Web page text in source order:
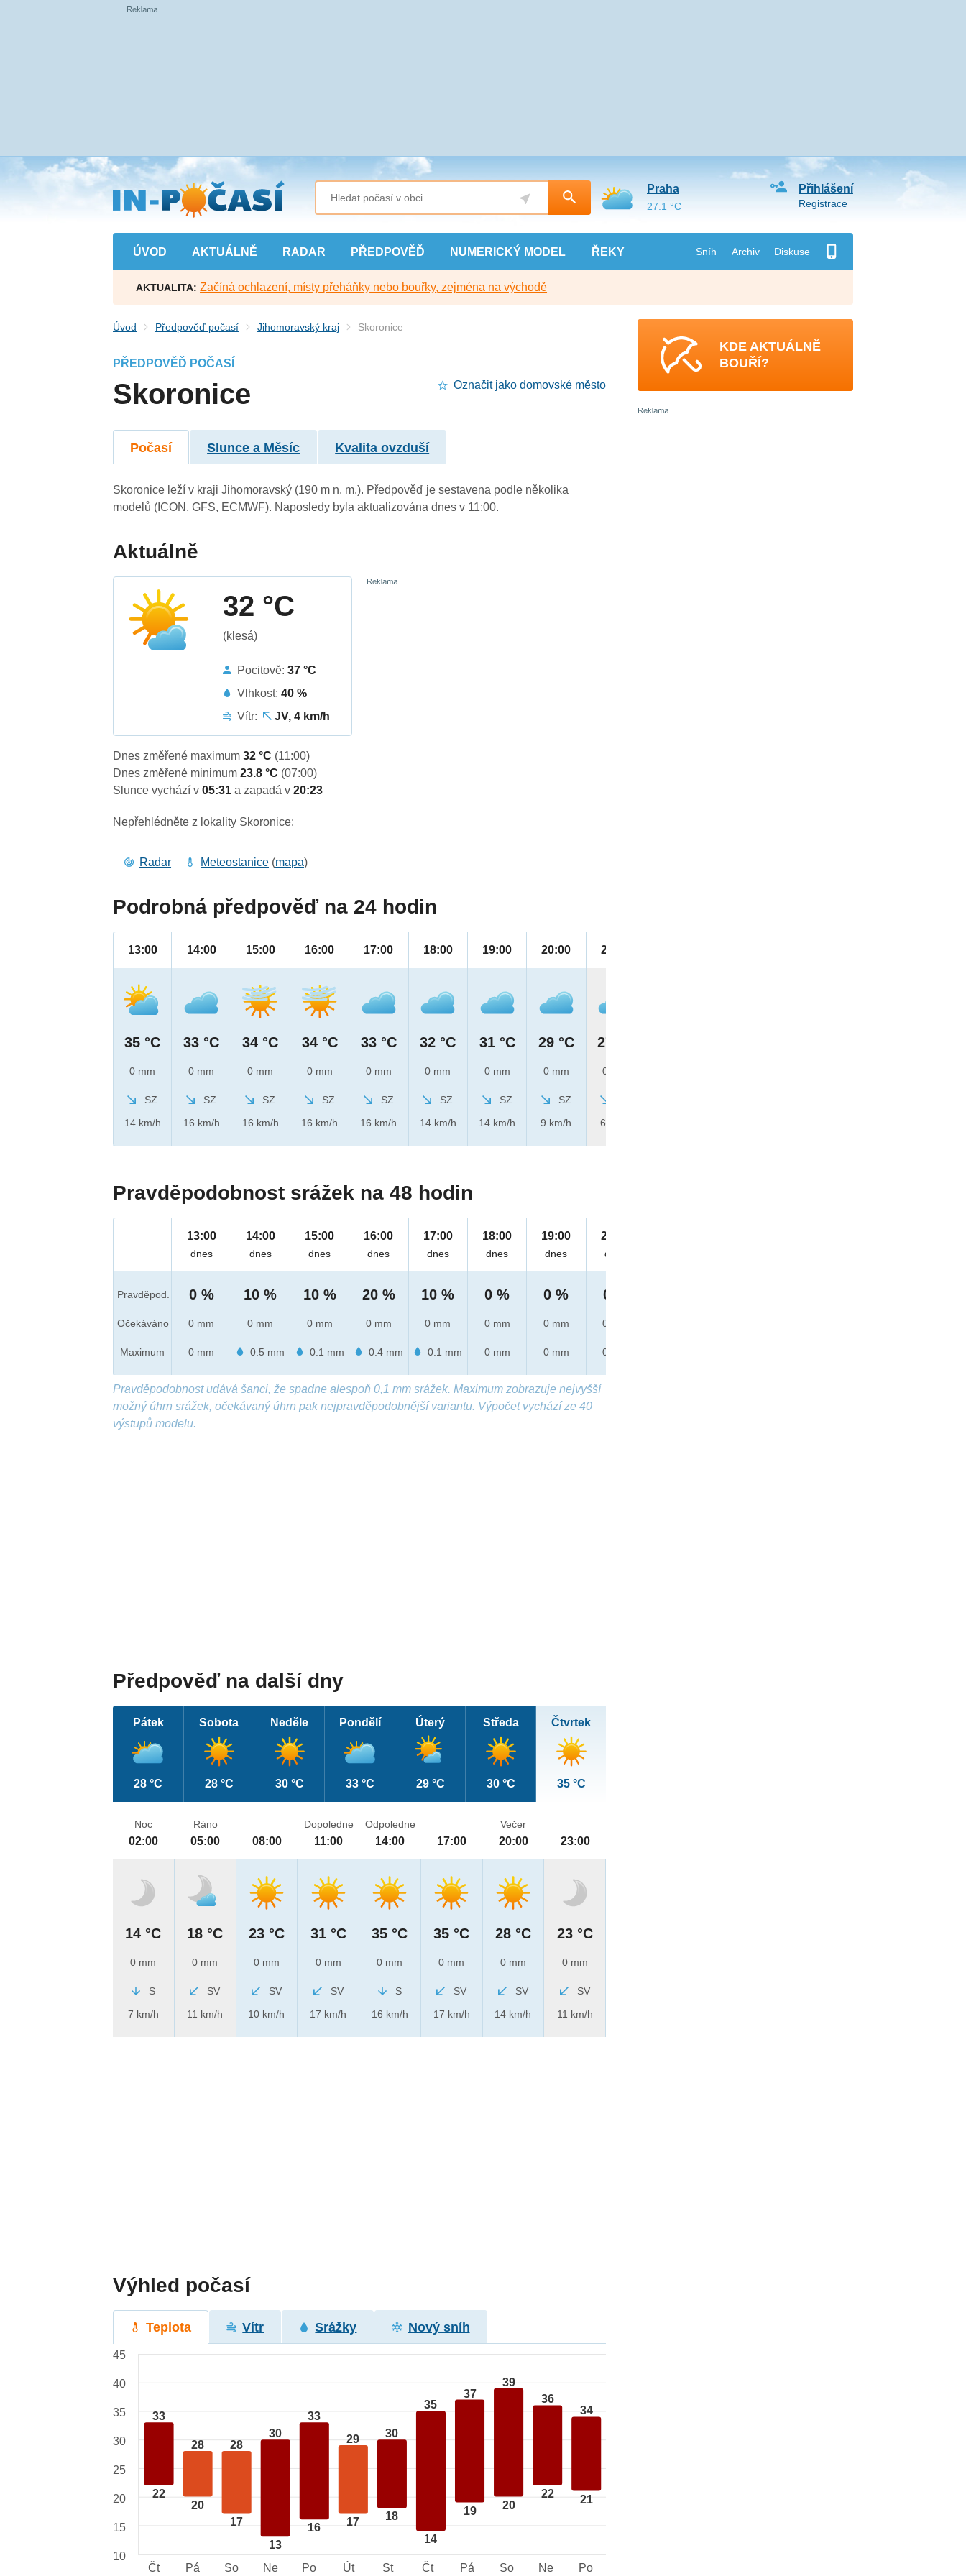
Přejít
na
hlavní
obsah
ÚVOD AKTUÁLNĚ RADAR PŘEDPOVĚĎ NUMERICKÝ MODEL ŘEKY Sníh Archiv Diskuse
Přihlášení
Registrace
Praha
27.1 °C
AKTUALITA: Začíná ochlazení, místy přeháňky nebo bouřky, zejména na východě
Úvod Předpověď počasí Jihomoravský kraj Skoronice
PŘEDPOVĚĎ POČASÍ
Skoronice Označit jako domovské město
Počasí Slunce a Měsíc Kvalita ovzduší
Skoronice leží v kraji Jihomoravský (190 m n. m.). Předpověď je sestavena podle několika
modelů (ICON, GFS, ECMWF). Naposledy byla aktualizována dnes v 11:00.
Aktuálně
32 °C
(klesá)
Pocitově:37 °C
Vlhkost:40 %
Vítr:
JV, 4 km/h
Dnes změřené maximum32 °C (11:00)
Dnes změřené minimum23.8 °C (07:00)
Slunce vychází v05:31a zapadá v20:23
Nepřehlédněte z lokality Skoronice:
Radar Meteostanice (mapa)
Podrobná předpověď na 24 hodin
13:00
35 °C
0 mm
SZ
14 km/h
14:00
33 °C
0 mm
SZ
16 km/h
15:00
34 °C
0 mm
SZ
16 km/h
16:00
34 °C
0 mm
SZ
16 km/h
17:00
33 °C
0 mm
SZ
16 km/h
18:00
32 °C
0 mm
SZ
14 km/h
19:00
31 °C
0 mm
SZ
14 km/h
20:00
29 °C
0 mm
SZ
9 km/h
21:00
27 °C
0 mm
6 km/h
Pravděpodobnost srážek na 48 hodin
Pravděpod.
Očekáváno
Maximum
13:00
dnes
0 %
0 mm
0 mm
14:00
dnes
10 %
0 mm
0.5 mm
15:00
dnes
10 %
0 mm
0.1 mm
16:00
dnes
20 %
0 mm
0.4 mm
17:00
dnes
10 %
0 mm
0.1 mm
18:00
dnes
0 %
0 mm
0 mm
19:00
dnes
0 %
0 mm
0 mm
20:00
dnes
0 %
0 mm
0 mm
Pravděpodobnost udává šanci, že spadne alespoň 0,1 mm srážek. Maximum zobrazuje nejvyšší
možný úhrn srážek, očekávaný úhrn pak nejpravděpodobnější variantu. Výpočet vychází ze 40
výstupů modelu.
Předpověď na další dny
Pátek
28 °C
Sobota
28 °C
Neděle
30 °C
Pondělí
33 °C
Úterý
29 °C
Středa
30 °C
Čtvrtek
35 °C
Noc
02:00
14 °C
0 mm
S
7 km/h
Ráno
05:00
18 °C
0 mm
SV
11 km/h
08:00
23 °C
0 mm
SV
10 km/h
Dopoledne
11:00
31 °C
0 mm
SV
17 km/h
Odpoledne
14:00
35 °C
0 mm
S
16 km/h
17:00
35 °C
0 mm
SV
17 km/h
Večer
20:00
28 °C
0 mm
SV
14 km/h
23:00
23 °C
0 mm
SV
11 km/h
Výhled počasí
Teplota Vítr Srážky Nový sníh
33
22
28
20
28
17
30
13
33
16
29
17
30
18
35
14
37
19
39
20
36
22
34
21
45
40
35
30
25
20
15
10
Čt
Pá So Ne Po Út St Čt Pá So Ne Po
KDE AKTUÁLNĚ
BOUŘÍ?